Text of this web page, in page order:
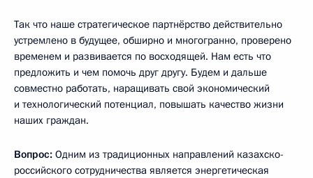
Так что наше стратегическое партнёрство действительно
устремлено в будущее, обширно и многогранно, проверено
временем и развивается по восходящей. Нам есть что
предложить и чем помочь друг другу. Будем и дальше
совместно работать, наращивать свой экономический
и технологический потенциал, повышать качество жизни
наших граждан.
Вопрос: Одним из традиционных направлений казахско-
российского сотрудничества является энергетическая